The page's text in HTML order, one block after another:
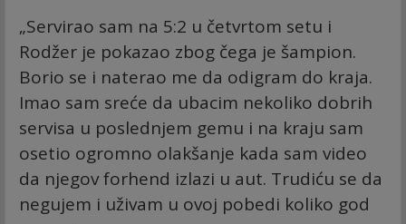
„Servirao sam na 5:2 u četvrtom setu i
Rodžer je pokazao zbog čega je šampion.
Borio se i naterao me da odigram do kraja.
Imao sam sreće da ubacim nekoliko dobrih
servisa u poslednjem gemu i na kraju sam
osetio ogromno olakšanje kada sam video
da njegov forhend izlazi u aut. Trudiću se da
negujem i uživam u ovoj pobedi koliko god